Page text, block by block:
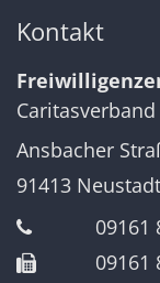
Kontakt
Ansbacher
91413
09161
09161